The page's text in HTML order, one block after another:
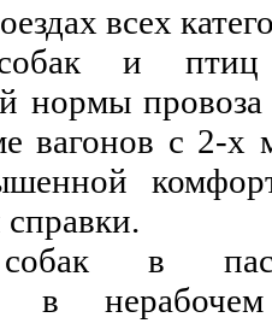
всех
и птиц
нормы
вагонов с 2-
в
в